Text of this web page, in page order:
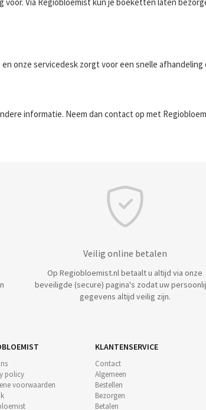
onze servicedesk zorgt voor een snelle afhandeling
informatie. Neem dan contact op met
Veilig online betalen
Op Regiobloemist.nl betaalt u altijd via onze
beveiligde (secure) pagina's zodat uw
gegevens altijd veilig zijn.
policy
voorwaarden
KLANTENSERVICE
Contact
Algemeen
Bestellen
Bezorgen
Betalen